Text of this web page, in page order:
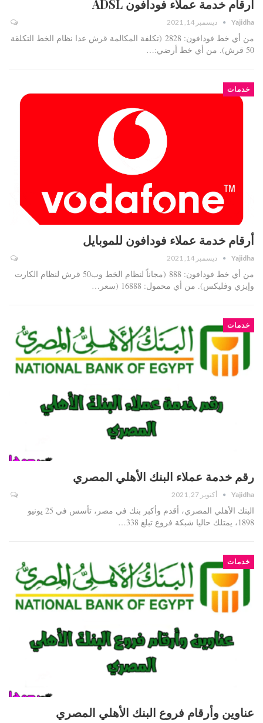
أرقام خدمة عملاء فودافون ADSL
Yajidha ديسمبر 14, 2021
من أي خط فودافون: 2828 (تكلفة المكالمة قرش عدا نظام الخط التكلقة
50 قرش). من أي خط أرضي:…
خدمات
أرقام خدمة عملاء فودافون للموبايل
Yajidha ديسمبر 14, 2021
من أي خط فودافون: 888 (مجاناً لنظام الخط وب50 قرش لنظام الكارت
وإيزي وفليكس). من أي محمول: 16888 (سعر…
خدمات
رقم خدمة عملاء البنك الأهلي المصري
Yajidha أكتوبر 27, 2021
البنك الأهلي المصري، أقدم وأكبر بنك في مصر، تأسس في 25 يونيو
1898، يمتلك حاليا شبكة فروع تبلغ 338…
خدمات
عناوين وأرقام فروع البنك الأهلي المصري